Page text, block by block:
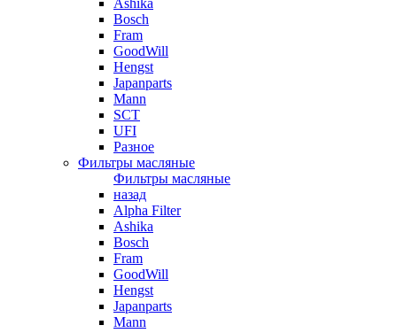
Ashika
Bosch
Fram
GoodWill
Hengst
Japanparts
Mann
SCT
UFI
Разное
Фильтры масляные
Фильтры масляные
назад
Alpha Filter
Ashika
Bosch
Fram
GoodWill
Hengst
Japanparts
Mann